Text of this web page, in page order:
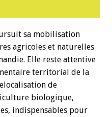
sa mobilisation
agricoles et naturelles
Elle reste attentive
territorial de la
de
biologique,
indispensables pour